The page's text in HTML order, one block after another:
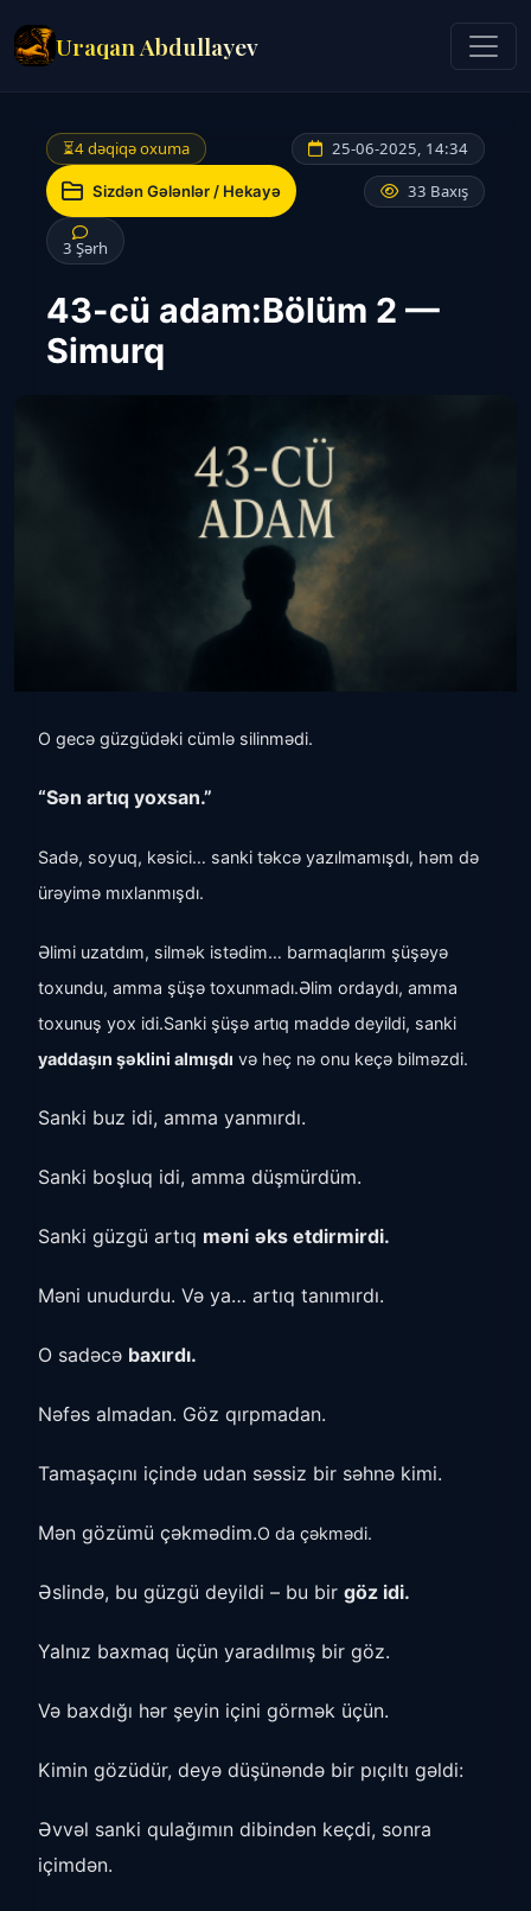
Uraqan Abdullayev
⏳4 dəqiqə oxuma 25-06-2025, 14:34
Sizdən Gələnlər / Hekayə 33 Baxış
3 Şərh
43-cü adam:Bölüm 2 —
Simurq
O gecə güzgüdəki cümlə silinmədi.
“Sən artıq yoxsan.”
Sadə, soyuq, kəsici… sanki təkcə yazılmamışdı, həm də
ürəyimə mıxlanmışdı.
Əlimi uzatdım, silmək istədim… barmaqlarım şüşəyə
toxundu, amma şüşə toxunmadı.Əlim ordaydı, amma
toxunuş yox idi.Sanki şüşə artıq maddə deyildi, sanki
yaddaşın şəklini almışdı və heç nə onu keçə bilməzdi.
Sanki buz idi, amma yanmırdı.
Sanki boşluq idi, amma düşmürdüm.
Sanki güzgü artıq məni əks etdirmirdi.
Məni unudurdu. Və ya… artıq tanımırdı.
O sadəcə baxırdı.
Nəfəs almadan. Göz qırpmadan.
Tamaşaçını içində udan səssiz bir səhnə kimi.
Mən gözümü çəkmədim.O da çəkmədi.
Əslində, bu güzgü deyildi – bu bir göz idi.
Yalnız baxmaq üçün yaradılmış bir göz.
Və baxdığı hər şeyin içini görmək üçün.
Kimin gözüdür, deyə düşünəndə bir pıçıltı gəldi:
Əvvəl sanki qulağımın dibindən keçdi, sonra
içimdən.